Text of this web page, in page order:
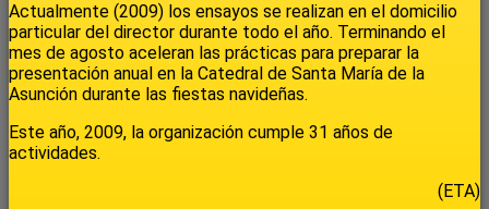
Actualmente (2009) los ensayos se realizan en el domicilio
particular del director durante todo el año. Terminando el
mes de agosto aceleran las prácticas para preparar la
presentación anual en la Catedral de Santa María de la
Asunción durante las fiestas navideñas.
Este año, 2009, la organización cumple 31 años de
actividades.
(ETA)